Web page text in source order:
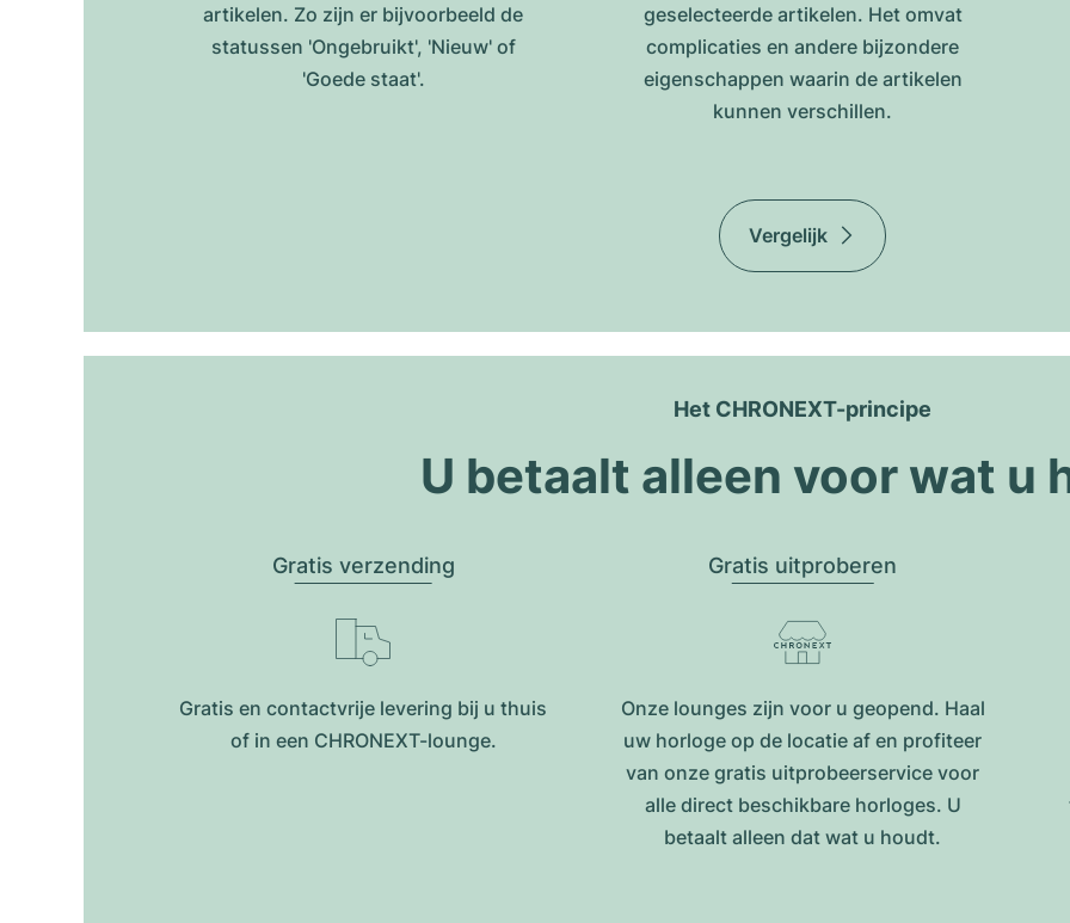
artikelen. Zo zijn er bijvoorbeeld de
statussen 'Ongebruikt', 'Nieuw' of
'Goede staat'.
geselecteerde artikelen. Het omvat
complicaties en andere bijzondere
eigenschappen waarin de artikelen
kunnen verschillen.
Vergelijk
Het CHRONEXT-principe
U betaalt alleen voor wat u
Gratis verzending
Gratis en contactvrije levering bij u thuis
of in een CHRONEXT-lounge.
Gratis uitproberen
Onze lounges zijn voor u geopend. Haal
uw horloge op de locatie af en profiteer
van onze gratis uitprobeerservice voor
alle direct beschikbare horloges. U
betaalt alleen dat wat u houdt.